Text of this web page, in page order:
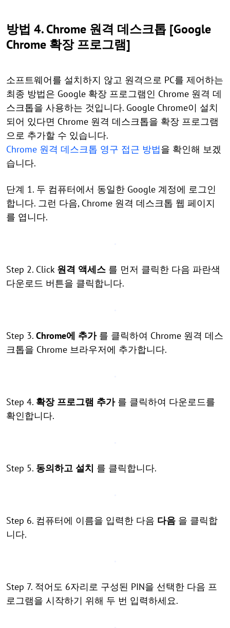
방법 4. Chrome 원격 데스크톱 [Google
Chrome 확장 프로그램]
소프트웨어를 설치하지 않고 원격으로 PC를 제어하는
최종 방법은 Google 확장 프로그램인 Chrome 원격 데
스크톱을 사용하는 것입니다. Google Chrome이 설치
되어 있다면 Chrome 원격 데스크톱을 확장 프로그램
으로 추가할 수 있습니다.
Chrome 원격 데스크톱 영구 접근 방법을 확인해 보겠
습니다.
단계 1. 두 컴퓨터에서 동일한 Google 계정에 로그인
합니다. 그런 다음, Chrome 원격 데스크톱 웹 페이지
를 엽니다.
Step 2. Click 원격 액세스 를 먼저 클릭한 다음 파란색
다운로드 버튼을 클릭합니다.
Step 3. Chrome에 추가를 클릭하여 Chrome 원격 데스
크톱을 Chrome 브라우저에 추가합니다.
Step 4. 확장 프로그램 추가를 클릭하여 다운로드를
확인합니다.
Step 5. 동의하고 설치 를 클릭합니다.
Step 6. 컴퓨터에 이름을 입력한 다음 다음 을 클릭합
니다.
Step 7. 적어도 6자리로 구성된 PIN을 선택한 다음 프
로그램을 시작하기 위해 두 번 입력하세요.